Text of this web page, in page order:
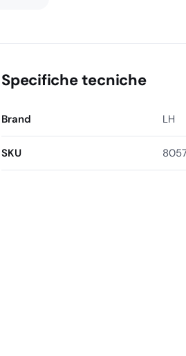
Specifiche tecniche
Brand LH
SKU